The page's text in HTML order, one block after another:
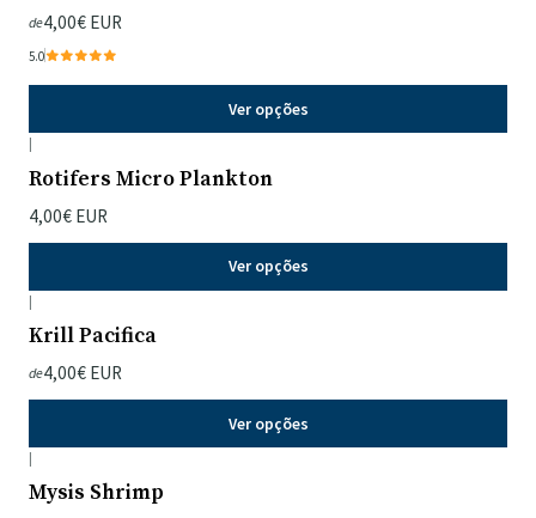
de4,00€ EUR
5.0
Ver opções
|
Rotifers Micro Plankton
4,00€ EUR
Ver opções
|
Krill Pacifica
de4,00€ EUR
Ver opções
|
Mysis Shrimp